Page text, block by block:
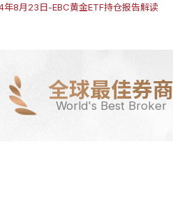
年8月23日-EBC黄金ETF持仓报告解读
全球最佳券商
World's Best Broker